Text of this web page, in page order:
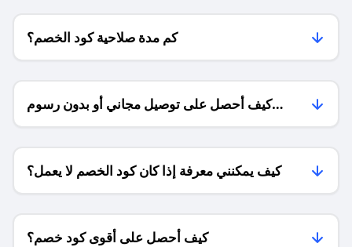
كم مدة صلاحية كود الخصم؟
كيف أحصل على توصيل مجاني أو بدون رسوم
الشحن ؟
كيف يمكنني معرفة إذا كان كود الخصم لا يعمل؟
كيف أحصل على أقوى كود خصم؟